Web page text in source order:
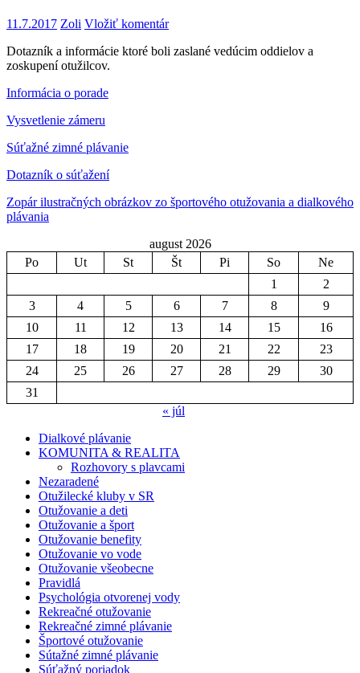
11.7.2017 Zoli Vložiť komentár
Dotazník a informácie ktoré boli zaslané vedúcim oddielov a
zoskupení otužilcov.
Informácia o porade
Vysvetlenie zámeru
Súťažné zimné plávanie
Dotazník o súťažení
Zopár ilustračných obrázkov zo športového otužovania a dialkového
plávania
august 2026
Po
Ut St Št Pi So
Ne
1
2
3
4 5 6 7 8
9
10
11 12 13 14 15
16
17
18 19 20 21 22
23
24
25 26 27 28 29
30
31
« júl
Dialkové plávanie
KOMUNITA & REALITA
Rozhovory s plavcami
Nezaradené
Otužilecké kluby v SR
Otužovanie a deti
Otužovanie a šport
Otužovanie benefity
Otužovanie vo vode
Otužovanie všeobecne
Pravidlá
Psychológia otvorenej vody
Rekreačné otužovanie
Rekreačné zimné plávanie
Športové otužovanie
Sútažné zimné plávanie
Súťažný poriadok